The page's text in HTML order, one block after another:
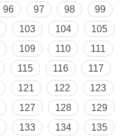
96 97 98
99
103 104
105
109 110
111
115 116
117
121 122
123
127 128
129
133 134
135